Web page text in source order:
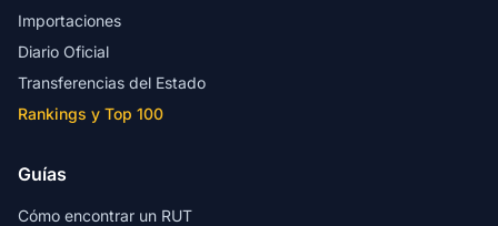
Importaciones
Diario Oficial
Transferencias del Estado
Rankings y Top 100
Guías
Cómo encontrar un RUT